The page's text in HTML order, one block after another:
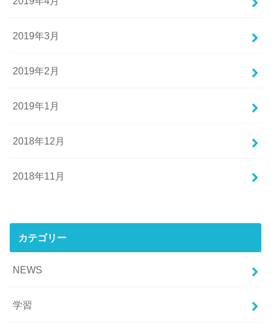
2019年3月
2019年2月
2019年1月
2018年12月
2018年11月
カテゴリー
NEWS
学習